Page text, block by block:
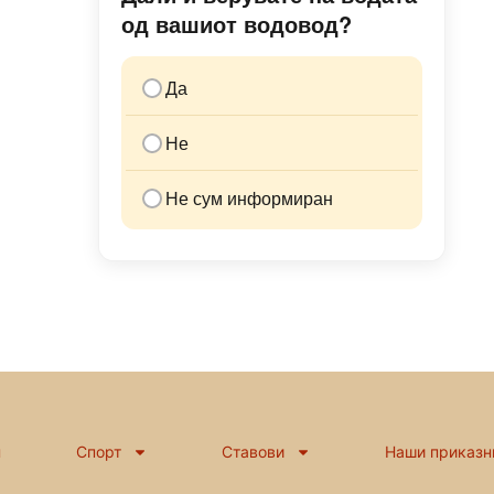
од вашиот водовод?
Да
Не
Не сум информиран
Спорт Ставови Наши